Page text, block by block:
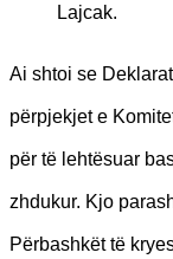
Lajcak.
Ai shtoi se
përpjekjet e
për të lehtësuar
zhdukur. Kjo
Përbashkët të